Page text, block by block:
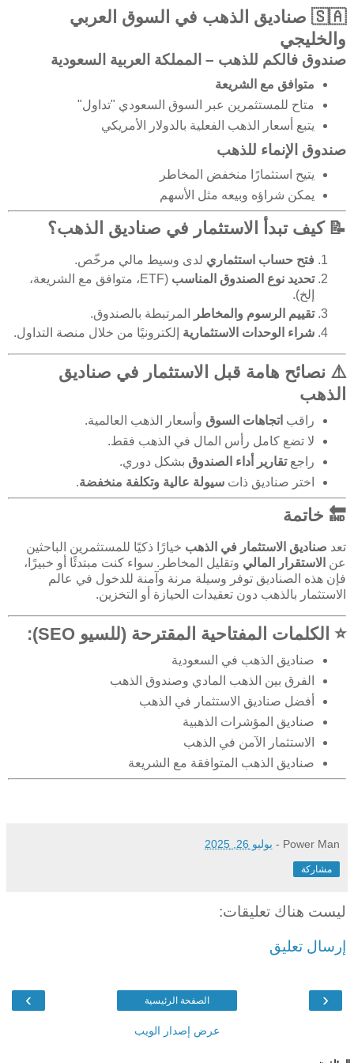
🇸🇦 صناديق الذهب في السوق العربي
والخليجي
صندوق فالكم للذهب – المملكة العربية السعودية
متوافق مع الشريعة
متاح للمستثمرين عبر السوق السعودي "تداول"
يتبع أسعار الذهب الفعلية بالدولار الأمريكي
صندوق الإنماء للذهب
يتيح استثمارًا منخفض المخاطر
يمكن شراؤه وبيعه مثل الأسهم
📝 كيف تبدأ الاستثمار في صناديق الذهب؟
فتح حساب استثماري لدى وسيط مالي مرخّص.
تحديد نوع الصندوق المناسب
(ETF، متوافق مع الشريعة،
إلخ).
تقييم الرسوم والمخاطر
المرتبطة بالصندوق.
شراء الوحدات الاستثمارية إلكترونيًا من خلال منصة التداول.
⚠️ نصائح هامة قبل الاستثمار في صناديق
الذهب
راقب اتجاهات السوق وأسعار الذهب العالمية.
لا تضع كامل رأس المال في الذهب فقط.
راجعتقارير أداء الصندوق بشكل دوري.
اختر صناديق ذات سيولة عالية وتكلفة منخفضة.
🔚 خاتمة
تعد صناديق الاستثمار في الذهب خيارًا ذكيًا للمستثمرين الباحثين
عن الاستقرار المالي وتقليل المخاطر. سواء كنت مبتدئًا أو خبيرًا،
فإن هذه الصناديق توفر وسيلة مرنة وآمنة للدخول في عالم
الاستثمار بالذهب دون تعقيدات الحيازة أو التخزين.
⭐ الكلمات المفتاحية المقترحة (للسيو SEO):
صناديق الذهب في السعودية
الفرق بين الذهب المادي وصندوق الذهب
أفضل صناديق الاستثمار في الذهب
صناديق المؤشرات الذهبية
الاستثمار الآمن في الذهب
صناديق الذهب المتوافقة مع الشريعة
Power Man
- يوليو 26, 2025
مشاركة
ليست هناك تعليقات:
إرسال تعليق
‹
› الصفحة الرئيسية
عرض إصدار الويب